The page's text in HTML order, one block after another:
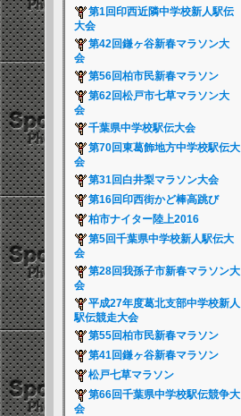
第1回印西近隣中学校新人駅伝
大会
第42回鎌ヶ谷新春マラソン大
会
第56回柏市民新春マラソン
第62回松戸市七草マラソン大
会
千葉県中学校駅伝大会
第70回東葛飾地方中学校駅伝大
会
第31回白井梨マラソン大会
第16回印西街かど棒高跳び
柏市ナイター陸上2016
第5回千葉県中学校新人駅伝大
会
第28回我孫子市新春マラソン大
会
平成27年度葛北支部中学校新人
駅伝競走大会
第55回柏市民新春マラソン
第41回鎌ヶ谷新春マラソン
松戸七草マラソン
第66回千葉県中学校駅伝競争大
会